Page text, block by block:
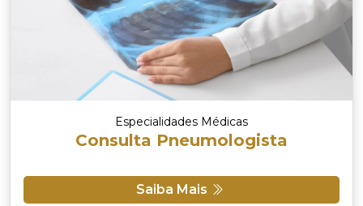
Especialidades Médicas
Consulta Pneumologista
Saiba Mais